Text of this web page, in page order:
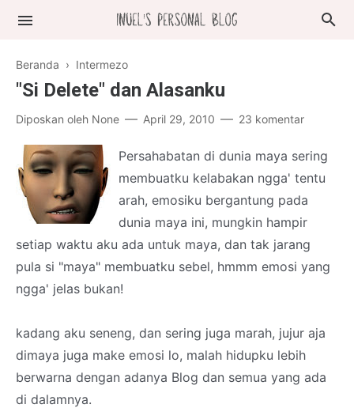
Beranda › Intermezo
"Si Delete" dan Alasanku
Diposkan oleh None April 29, 2010 23 komentar
Persahabatan di dunia maya sering
membuatku kelabakan ngga' tentu
arah, emosiku bergantung pada
dunia maya ini, mungkin hampir
setiap waktu aku ada untuk maya, dan tak jarang
pula si "maya" membuatku sebel, hmmm emosi yang
ngga' jelas bukan!
kadang aku seneng, dan sering juga marah, jujur aja
dimaya juga make emosi lo, malah hidupku lebih
berwarna dengan adanya Blog dan semua yang ada
di dalamnya.